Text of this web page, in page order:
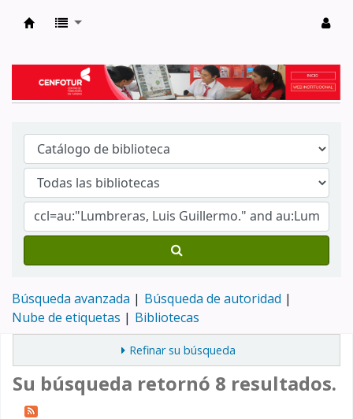
Búsqueda avanzada
Búsqueda de autoridad
Nube de etiquetas
Bibliotecas
Refinar su búsqueda
Su búsqueda retornó 8 resultados.